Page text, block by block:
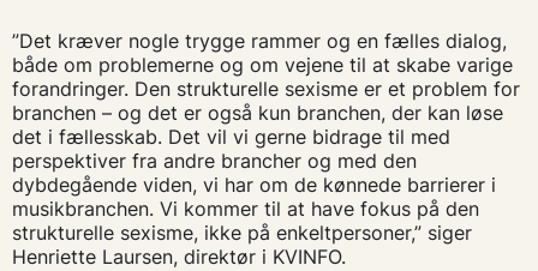
”Det kræver nogle trygge rammer og en fælles dialog,
både om problemerne og om vejene til at skabe varige
forandringer. Den strukturelle sexisme er et problem for
branchen – og det er også kun branchen, der kan løse
det i fællesskab. Det vil vi gerne bidrage til med
perspektiver fra andre brancher og med den
dybdegående viden, vi har om de kønnede barrierer i
musikbranchen. Vi kommer til at have fokus på den
strukturelle sexisme, ikke på enkeltpersoner,” siger
Henriette Laursen, direktør i KVINFO.